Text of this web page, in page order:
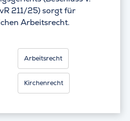
211/25) sorgt für
Arbeitsrecht.
Arbeitsrecht
Kirchenrecht